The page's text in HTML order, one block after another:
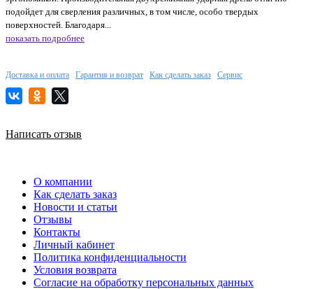
подойдет для сверления различных, в том числе, особо твердых
поверхностей. Благодаря...
показать подробнее
Доставка и оплата Гарантия и возврат Как сделать заказ Сервис
Написать отзыв
О компании
Как сделать заказ
Новости и статьи
Отзывы
Контакты
Личный кабинет
Политика конфиденциальности
Условия возврата
Согласие на обработку персональных данных